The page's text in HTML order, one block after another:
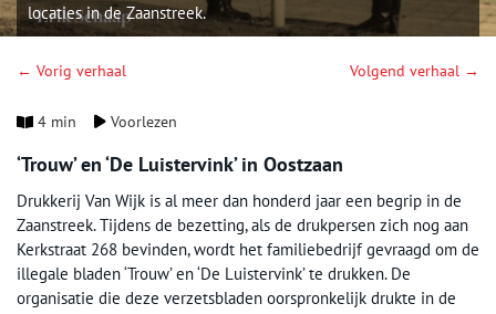
locaties in de Zaanstreek.
← Vorig verhaal Volgend verhaal →
4 min Voorlezen
‘Trouw’ en ‘De Luistervink’ in Oostzaan
Drukkerij Van Wijk is al meer dan honderd jaar een begrip in de
Zaanstreek. Tijdens de bezetting, als de drukpersen zich nog aan
Kerkstraat 268 bevinden, wordt het familiebedrijf gevraagd om de
illegale bladen ‘Trouw’ en ‘De Luistervink’ te drukken. De
organisatie die deze verzetsbladen oorspronkelijk drukte in de